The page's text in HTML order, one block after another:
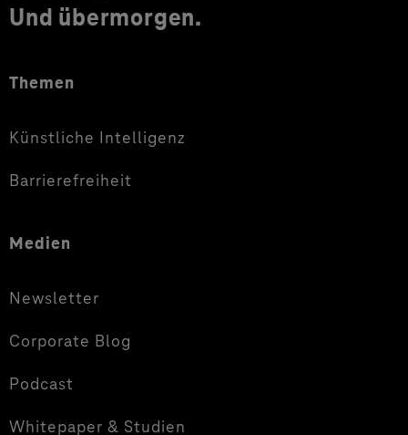
Und übermorgen.
Themen
Künstliche Intelligenz
Barrierefreiheit
Medien
Newsletter
Corporate Blog
Podcast
Whitepaper & Studien